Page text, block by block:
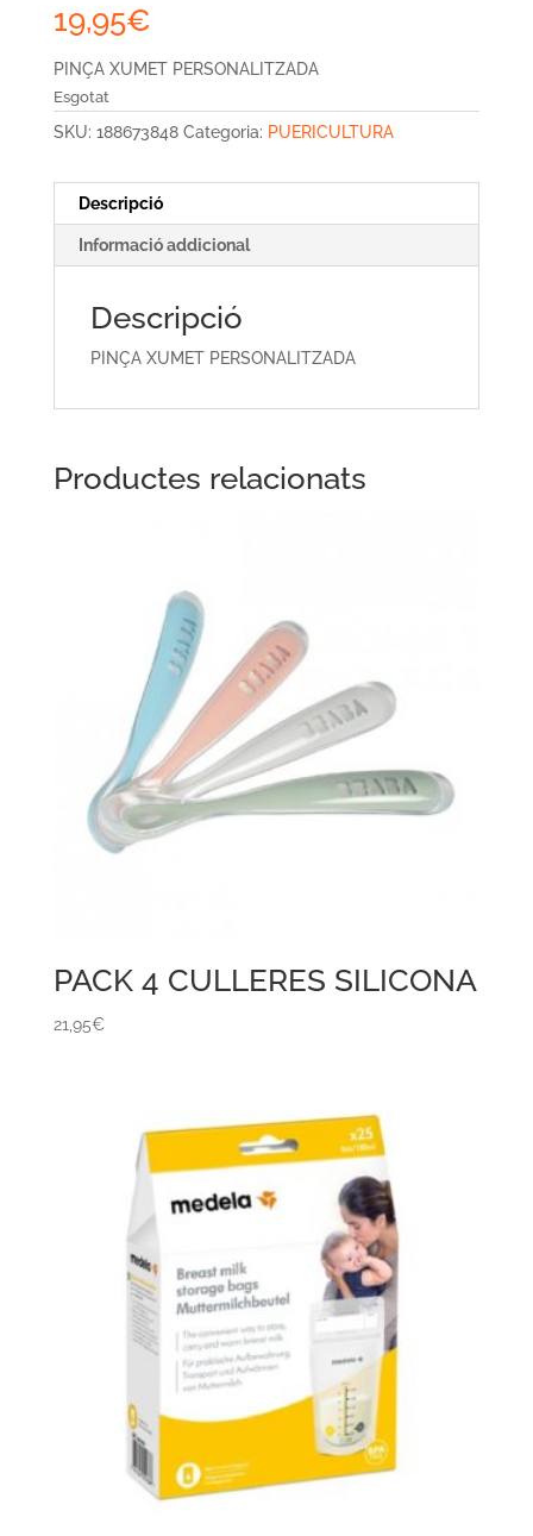
19,95€
PINÇA XUMET PERSONALITZADA
Esgotat
SKU: 188673848 Categoria: PUERICULTURA
Descripció
Informació addicional
Descripció
PINÇA XUMET PERSONALITZADA
Productes relacionats
PACK 4 CULLERES SILICONA
21,95€